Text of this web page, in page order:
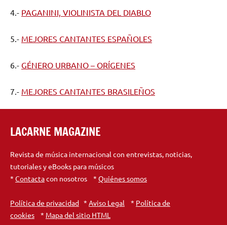
4.- PAGANINI, VIOLINISTA DEL DIABLO
5.- MEJORES CANTANTES ESPAÑOLES
6.- GÉNERO URBANO – ORÍGENES
7.- MEJORES CANTANTES BRASILEÑOS
LACARNE MAGAZINE
Revista de música internacional con entrevistas, noticias,
tutoriales y eBooks para músicos
* Contactacon nosotros * Quiénes somos
Política de privacidad * Aviso Legal * Política de
cookies * Mapa del sitio HTML